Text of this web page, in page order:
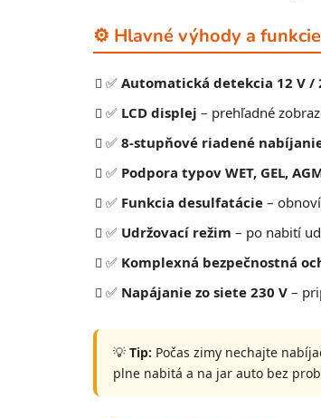
⚙️ Hlavné výhody a funkcie
✅ Automatická detekcia 12 V /
✅ LCD displej – prehľadné
✅ 8-stupňové riadené
✅ Podpora typov WET, GEL,
✅ Funkcia desulfatácie –
✅ Udržovací režim – po nabití
✅ Komplexná bezpečnostná
✅ Napájanie zo siete 230 V –
💡 Tip: Počas zimy nechajte
plne nabitá a na jar auto bez